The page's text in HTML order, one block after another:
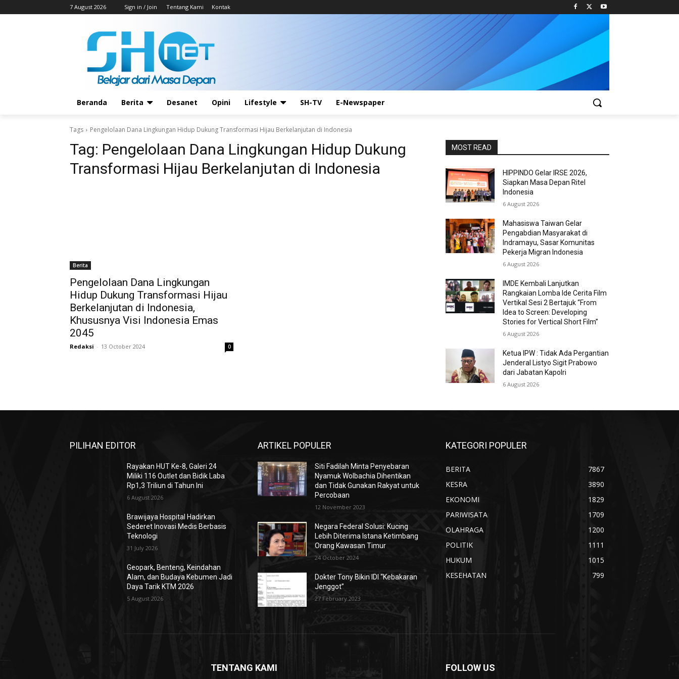
7 August 2026 Sign in / Join Tentang Kami Kontak
Beranda Berita Desanet Opini Lifestyle SH-TV E-Newspaper
Tags Pengelolaan Dana Lingkungan Hidup Dukung Transformasi Hijau Berkelanjutan di Indonesia
Tag: Pengelolaan Dana Lingkungan Hidup Dukung
Transformasi Hijau Berkelanjutan di Indonesia
Berita
Pengelolaan Dana Lingkungan
Hidup Dukung Transformasi Hijau
Berkelanjutan di Indonesia,
Khususnya Visi Indonesia Emas
2045
Redaksi - 13 October 2024 0
MOST READ
HIPPINDO Gelar IRSE 2026,
Siapkan Masa Depan Ritel
Indonesia
6 August 2026
Mahasiswa Taiwan Gelar
Pengabdian Masyarakat di
Indramayu, Sasar Komunitas
Pekerja Migran Indonesia
6 August 2026
IMDE Kembali Lanjutkan
Rangkaian Lomba Ide Cerita Film
Vertikal Sesi 2 Bertajuk “From
Idea to Screen: Developing
Stories for Vertical Short Film”
6 August 2026
Ketua IPW : Tidak Ada Pergantian
Jenderal Listyo Sigit Prabowo
dari Jabatan Kapolri
6 August 2026
PILIHAN EDITOR
Rayakan HUT Ke-8, Galeri 24
Miliki 116 Outlet dan Bidik Laba
Rp1,3 Triliun di Tahun Ini
6 August 2026
Brawijaya Hospital Hadirkan
Sederet Inovasi Medis Berbasis
Teknologi
31 July 2026
Geopark, Benteng, Keindahan
Alam, dan Budaya Kebumen Jadi
Daya Tarik KTM 2026
5 August 2026
ARTIKEL POPULER
Siti Fadilah Minta Penyebaran
Nyamuk Wolbachia Dihentikan
dan Tidak Gunakan Rakyat untuk
Percobaan
12 November 2023
Negara Federal Solusi: Kucing
Lebih Diterima Istana Ketimbang
Orang Kawasan Timur
24 October 2024
Dokter Tony Bikin IDI “Kebakaran
Jenggot”
27 February 2023
KATEGORI POPULER
BERITA
7867
KESRA
3890
EKONOMI
1829
PARIWISATA
1709
OLAHRAGA
1200
POLITIK
1111
HUKUM
1015
KESEHATAN
799
TENTANG KAMI FOLLOW US